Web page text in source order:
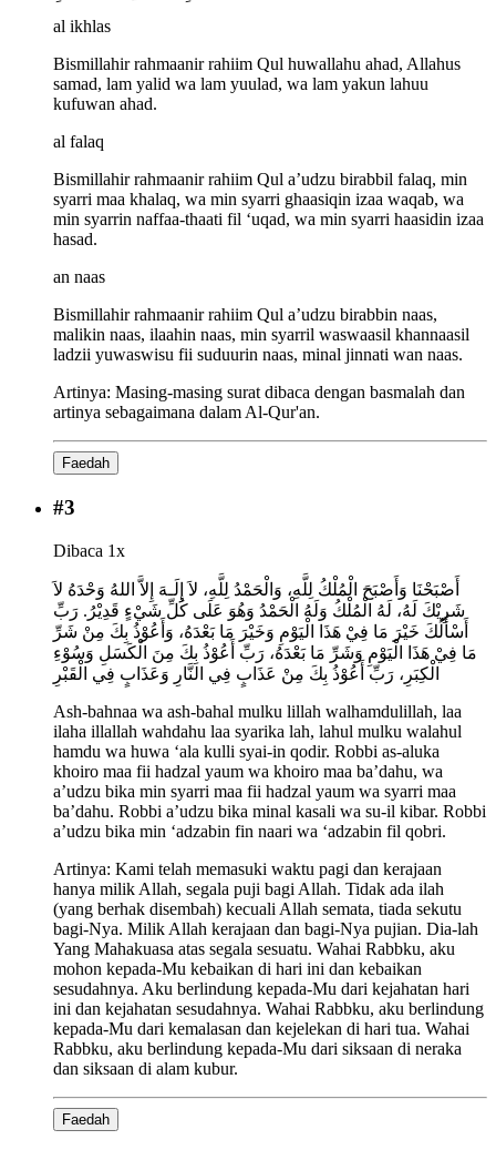
al ikhlas
Bismillahir rahmaanir rahiim Qul huwallahu ahad, Allahus
samad, lam yalid wa lam yuulad, wa lam yakun lahuu
kufuwan ahad.
al falaq
Bismillahir rahmaanir rahiim Qul a’udzu birabbil falaq, min
syarri maa khalaq, wa min syarri ghaasiqin izaa waqab, wa
min syarrin naffaa-thaati fil ‘uqad, wa min syarri haasidin izaa
hasad.
an naas
Bismillahir rahmaanir rahiim Qul a’udzu birabbin naas,
malikin naas, ilaahin naas, min syarril waswaasil khannaasil
ladzii yuwaswisu fii suduurin naas, minal jinnati wan naas.
Artinya: Masing-masing surat dibaca dengan basmalah dan
artinya sebagaimana dalam Al-Qur'an.
Faedah
#3
Dibaca 1x
أَصْبَحْنَا وَأَصْبَحَ الْمُلْكُ لِلَّهِ، وَالْحَمْدُ لِلَّهِ، لاَ إِلَـهَ إِلاَّ اللهُ وَحْدَهُ لاَ
شَرِيْكَ لَهُ، لَهُ الْمُلْكُ وَلَهُ الْحَمْدُ وَهُوَ عَلَى كُلِّ شَيْءٍ قَدِيْرُ. رَبِّ
أَسْأَلُكَ خَيْرَ مَا فِيْ هَذَا الْيَوْمِ وَخَيْرَ مَا بَعْدَهُ، وَأَعُوْذُ بِكَ مِنْ شَرِّ
مَا فِيْ هَذَا الْيَوْمِ وَشَرِّ مَا بَعْدَهُ، رَبِّ أَعُوْذُ بِكَ مِنَ الْكَسَلِ وَسُوْءِ
الْكِبَرِ، رَبِّ أَعُوْذُ بِكَ مِنْ عَذَابٍ فِي النَّارِ وَعَذَابٍ فِي الْقَبْرِ
Ash-bahnaa wa ash-bahal mulku lillah walhamdulillah, laa
ilaha illallah wahdahu laa syarika lah, lahul mulku walahul
hamdu wa huwa ‘ala kulli syai-in qodir. Robbi as-aluka
khoiro maa fii hadzal yaum wa khoiro maa ba’dahu, wa
a’udzu bika min syarri maa fii hadzal yaum wa syarri maa
ba’dahu. Robbi a’udzu bika minal kasali wa su-il kibar. Robbi
a’udzu bika min ‘adzabin fin naari wa ‘adzabin fil qobri.
Artinya: Kami telah memasuki waktu pagi dan kerajaan
hanya milik Allah, segala puji bagi Allah. Tidak ada ilah
(yang berhak disembah) kecuali Allah semata, tiada sekutu
bagi-Nya. Milik Allah kerajaan dan bagi-Nya pujian. Dia-lah
Yang Mahakuasa atas segala sesuatu. Wahai Rabbku, aku
mohon kepada-Mu kebaikan di hari ini dan kebaikan
sesudahnya. Aku berlindung kepada-Mu dari kejahatan hari
ini dan kejahatan sesudahnya. Wahai Rabbku, aku berlindung
kepada-Mu dari kemalasan dan kejelekan di hari tua. Wahai
Rabbku, aku berlindung kepada-Mu dari siksaan di neraka
dan siksaan di alam kubur.
Faedah